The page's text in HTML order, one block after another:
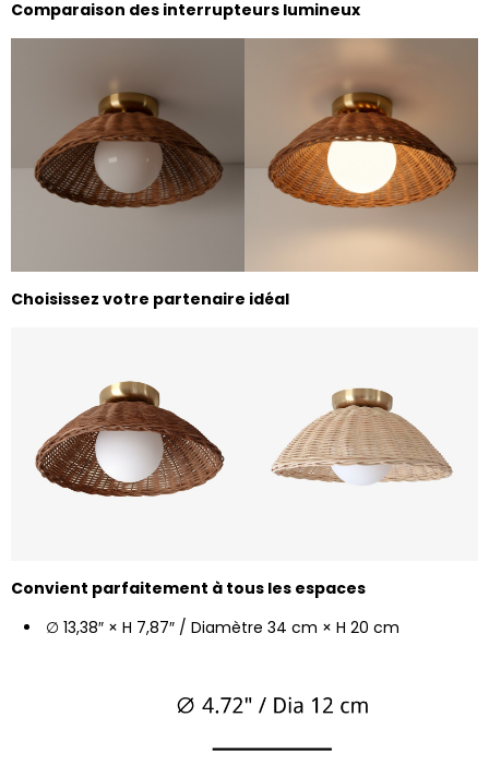
Comparaison des interrupteurs lumineux
Choisissez votre partenaire idéal
Convient parfaitement à tous les espaces
∅ 13,38″ × H 7,87″ / Diamètre 34 cm × H 20 cm